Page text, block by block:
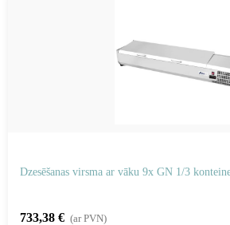
Dzesēšanas virsma ar vāku 9x GN 1/3
733,38 € (ar PVN)